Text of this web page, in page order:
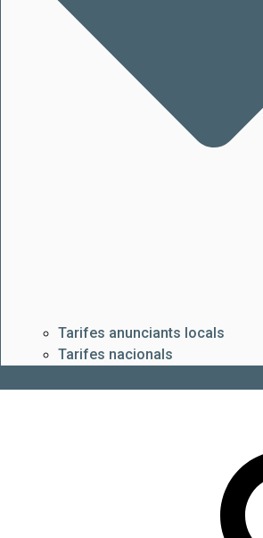
Tarifes anunciants locals
Tarifes nacionals